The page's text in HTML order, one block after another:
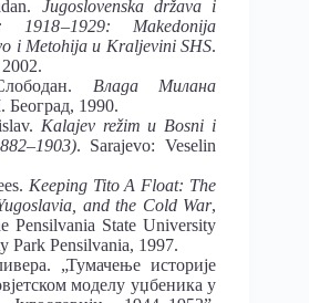
Jugoslovenska država i
1918–1929: Makedonija
i Metohija u Kraljevini SHS.
Влада Милана
Београд, 1990.
Kalajev režim u Bosni i
. Sarajevo: Veselin
Keeping Tito A Float: The
and the Cold War,
Pensilvania State University
Park Pensilvania, 1997.
„Тумачење историје
моделу уџбеника у